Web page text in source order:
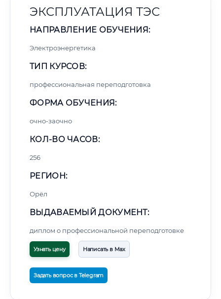
ЭКСПЛУАТАЦИЯ ТЭС
НАПРАВЛЕНИЕ ОБУЧЕНИЯ:
Электроэнергетика
ТИП КУРСОВ:
профессиональная переподготовка
ФОРМА ОБУЧЕНИЯ:
очно-заочно
КОЛ-ВО ЧАСОВ:
256
РЕГИОН:
Орёл
ВЫДАВАЕМЫЙ ДОКУМЕНТ:
диплом о профессиональной переподготовке
Узнать цену Написать в Max
Задать вопрос в Telegram